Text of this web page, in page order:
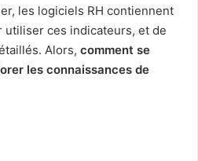
les logiciels RH contiennent
ces indicateurs, et de
Alors, comment se
les connaissances de